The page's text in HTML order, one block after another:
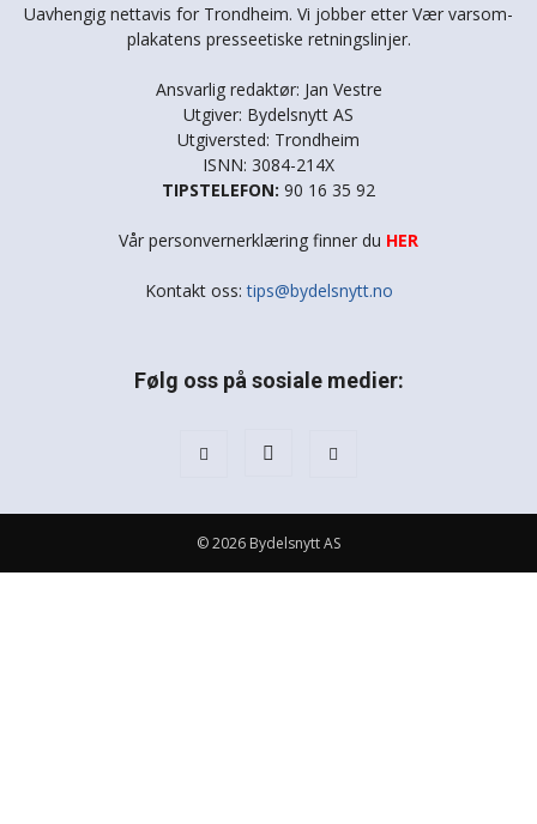
Uavhengig nettavis for Trondheim. Vi jobber etter Vær varsom-
plakatens presseetiske retningslinjer.
Ansvarlig redaktør: Jan Vestre
Utgiver: Bydelsnytt AS
Utgiversted: Trondheim
ISNN: 3084-214X
TIPSTELEFON: 90 16 35 92
Vår personvernerklæring finner du HER
Kontakt oss:tips@bydelsnytt.no
Følg oss på sosiale medier:
© 2026 Bydelsnytt AS